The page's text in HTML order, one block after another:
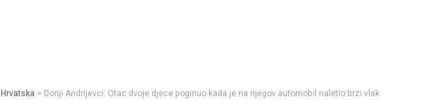
Hrvatska > Donji Andrijevci: Otac dvoje djece poginuo kada je na njegov automobil naletio brzi vlak